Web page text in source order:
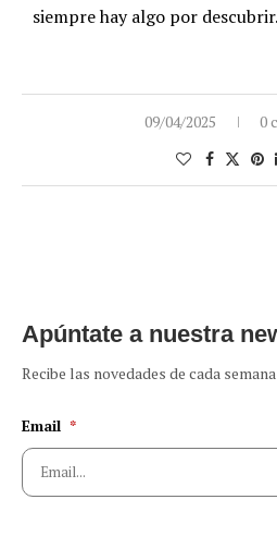
siempre hay algo por descubrir.
09/04/2025 0
Apúntate a nuestra
Recibe las novedades de cada
Email *